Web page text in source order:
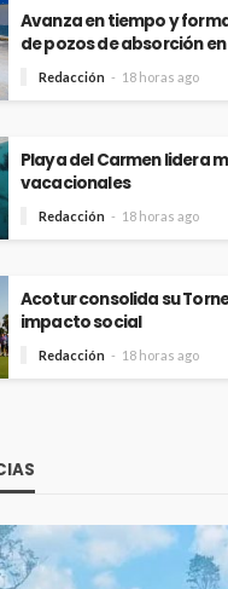
Avanza en tiempo y
de pozos de absorción
Redacción 18 horas ago
Playa del Carmen lidera
vacacionales
Redacción 18 horas ago
Acotur consolida su
impacto social
Redacción 18 horas ago